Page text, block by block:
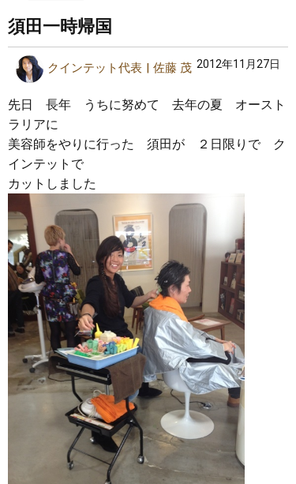
須田一時帰国
クインテット代表 佐藤 茂 2012年11月27日
先日 長年 うちに努めて 去年の夏 オースト
ラリアに
美容師をやりに行った 須田が ２日限りで ク
インテットで
カットしました